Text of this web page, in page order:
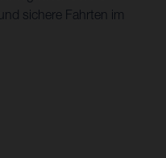
sichere Fahrten im